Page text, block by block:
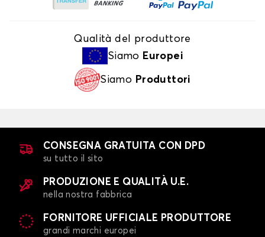
Qualità del produttore
Siamo Europei
Siamo Produttori
CONSEGNA GRATUITA CON DPD
su tutto il sito
PRODUZIONE E QUALITÀ U.E.
nella nostra fabbrica
FORNITORE UFFICIALE PRODUTTORE
grandi marchi europei